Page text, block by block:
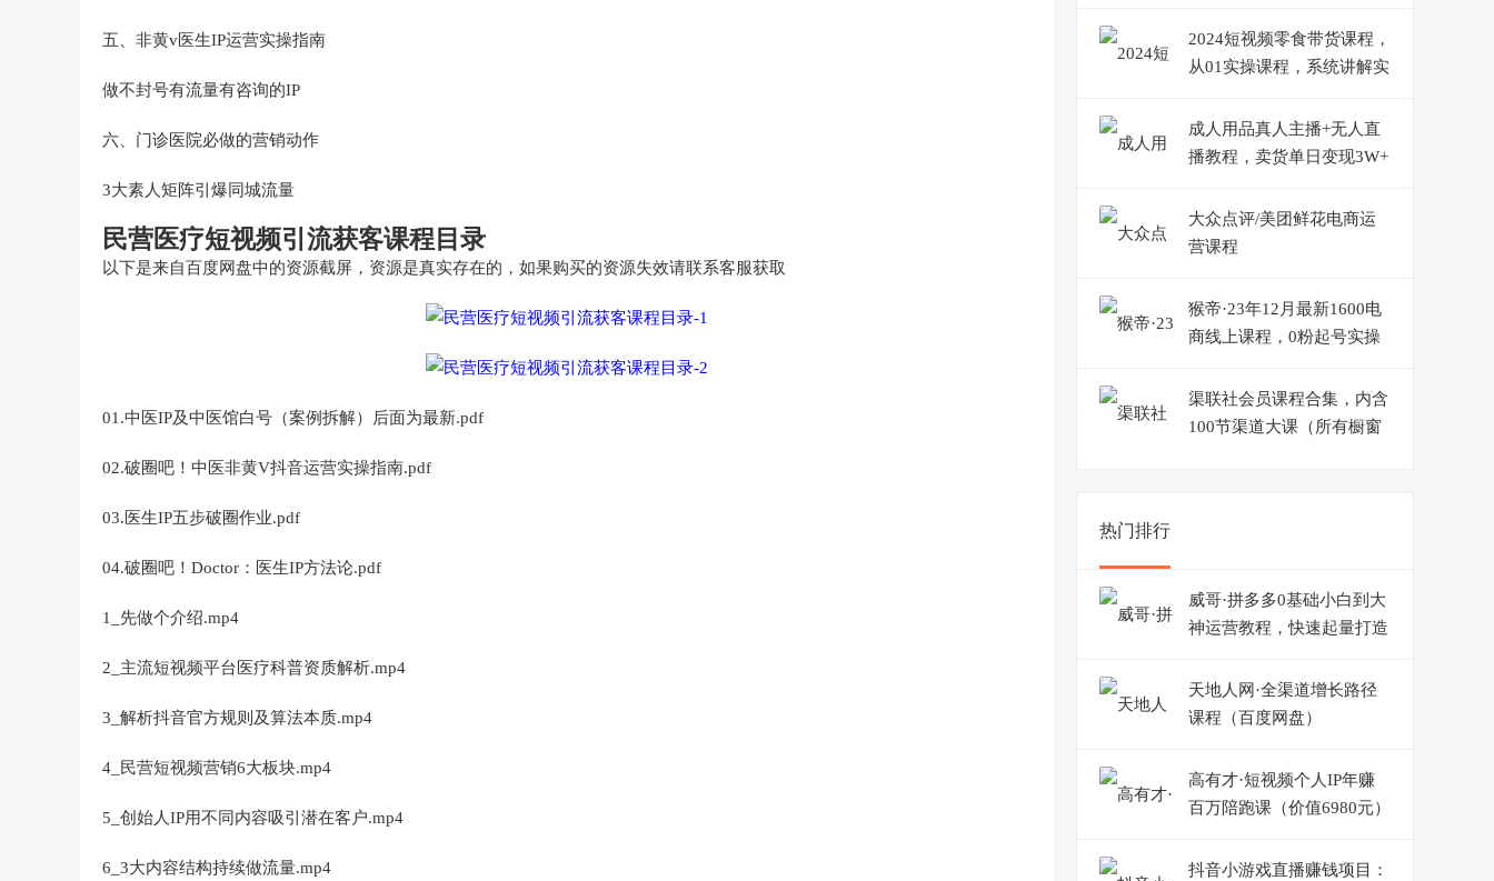
五、非黄v医生IP运营实操指南
做不封号有流量有咨询的IP
六、门诊医院必做的营销动作
3大素人矩阵引爆同城流量
民营医疗短视频引流获客课程目录
以下是来自百度网盘中的资源截屏，资源是真实存在的，如果购买的资源失效请联系客服获取
01.中医IP及中医馆白号（案例拆解）后面为最新.pdf
02.破圈吧！中医非黄V抖音运营实操指南.pdf
03.医生IP五步破圈作业.pdf
04.破圈吧！Doctor：医生IP方法论.pdf
1_先做个介绍.mp4
2_主流短视频平台医疗科普资质解析.mp4
3_解析抖音官方规则及算法本质.mp4
4_民营短视频营销6大板块.mp4
5_创始人IP用不同内容吸引潜在客户.mp4
6_3大内容结构持续做流量.mp4
2024短视频零食带货课程，
从01实操课程，系统讲解实
成人用品真人主播+无人直
播教程，卖货单日变现3W+
大众点评/美团鲜花电商运
营课程
猴帝·23年12月最新1600电
商线上课程，0粉起号实操
渠联社会员课程合集，内含
100节渠道大课（所有橱窗
热门排行
威哥·拼多多0基础小白到大
神运营教程，快速起量打造
天地人网·全渠道增长路径
课程（百度网盘）
高有才·短视频个人IP年赚
百万陪跑课（价值6980元）
抖音小游戏直播赚钱项目：